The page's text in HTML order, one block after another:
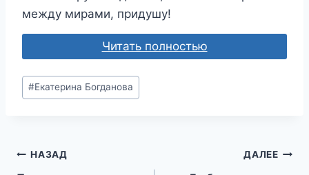
между мирами, придушу!
Читать полностью
Метки
записи:
#Екатерина Богданова
Навигация
НАЗАД ДАЛЕЕ